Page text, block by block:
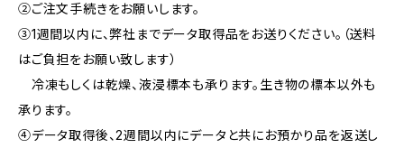
②ご注文手続きをお願いします。
③1週間以内に、弊社までデータ取得品をお送りください。（送料
はご負担をお願い致します）
冷凍もしくは乾燥、液浸標本も承ります。生き物の標本以外も
承ります。
④データ取得後、2週間以内にデータと共にお預かり品を返送し